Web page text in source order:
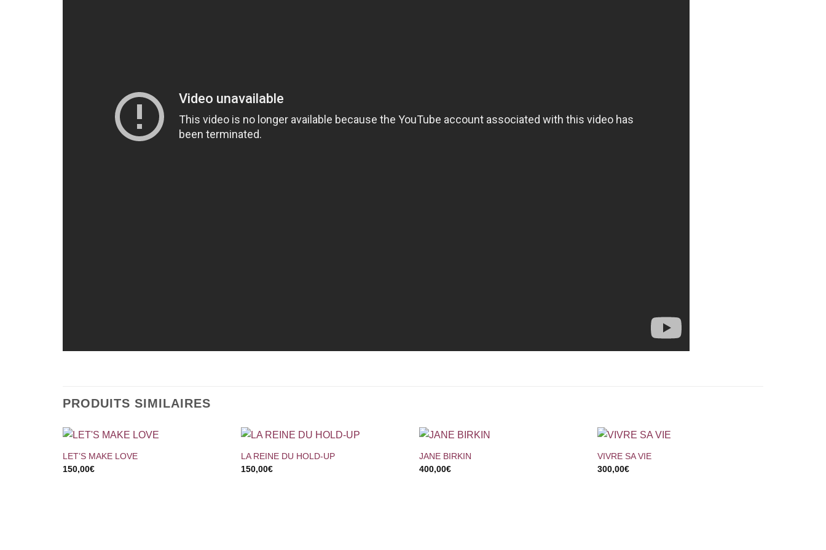
PRODUITS SIMILAIRES
+
LET’S MAKE LOVE
150,00€
+
LA REINE DU HOLD-UP
150,00€
+
JANE BIRKIN
400,00€
+
VIVRE SA VIE
300,00€